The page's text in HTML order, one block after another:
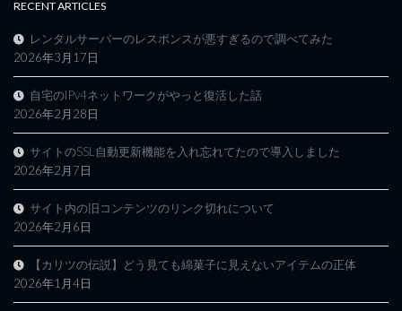
RECENT ARTICLES
レンタルサーバーのレスポンスが悪すぎるので調べてみた
2026年3月17日
自宅のIPv4ネットワークがやっと復活した話
2026年2月28日
サイトのSSL自動更新機能を入れ忘れてたので導入しました
2026年2月7日
サイト内の旧コンテンツのリンク切れについて
2026年2月6日
【カリツの伝説】どう見ても綿菓子に見えないアイテムの正体
2026年1月4日